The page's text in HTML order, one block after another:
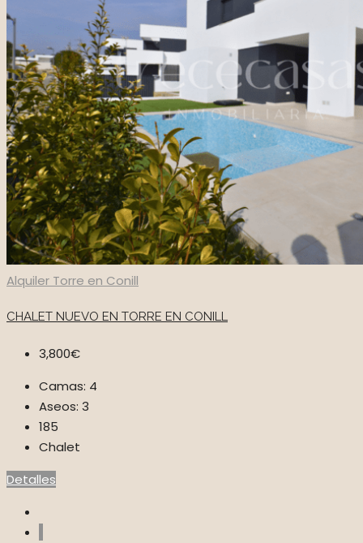
Alquiler Torre en Conill
CHALET NUEVO EN TORRE EN CONILL
3,800€
Camas: 4
Aseos: 3
185
Chalet
Detalles